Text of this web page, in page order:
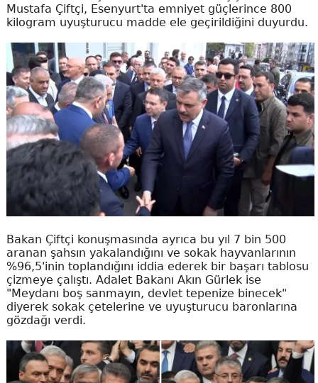
Mustafa Çiftçi, Esenyurt'ta emniyet güçlerince 800
kilogram uyuşturucu madde ele geçirildiğini duyurdu.
Bakan Çiftçi konuşmasında ayrıca bu yıl 7 bin 500
aranan şahsın yakalandığını ve sokak hayvanlarının
%96,5'inin toplandığını iddia ederek bir başarı tablosu
çizmeye çalıştı. Adalet Bakanı Akın Gürlek ise
"Meydanı boş sanmayın, devlet tepenize binecek"
diyerek sokak çetelerine ve uyuşturucu baronlarına
gözdağı verdi.